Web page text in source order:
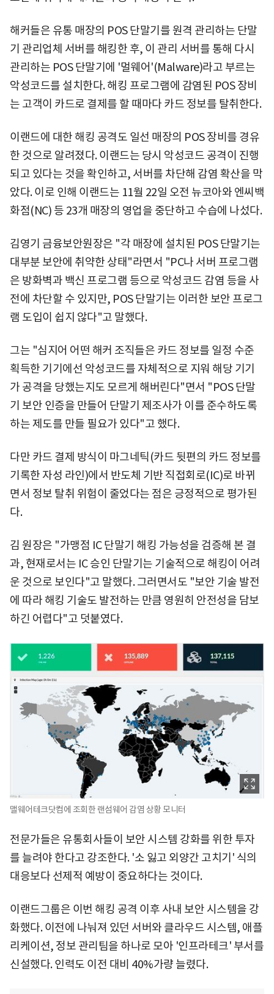
해커들은 유통 매장의 POS 단말기를 원격 관리하는 단말
기 관리업체 서버를 해킹한 후, 이 관리 서버를 통해 다시
관리하는 POS 단말기에 '멀웨어'(Malware)라고 부르는
악성코드를 설치한다. 해킹 프로그램에 감염된 POS 장비
는 고객이 카드로 결제를 할 때마다 카드 정보를 탈취한다.
이랜드에 대한 해킹 공격도 일선 매장의 POS 장비를 경유
한 것으로 알려졌다. 이랜드는 당시 악성코드 공격이 진행
되고 있다는 것을 확인하고, 서버를 차단해 감염 확산을 막
았다. 이로 인해 이랜드는 11월 22일 오전 뉴코아와 엔씨백
화점(NC) 등 23개 매장의 영업을 중단하고 수습에 나섰다.
김영기 금융보안원장은 "각 매장에 설치된 POS 단말기는
대부분 보안에 취약한 상태"라면서 "PC나 서버 프로그램
은 방화벽과 백신 프로그램 등으로 악성코드 감염 등을 사
전에 차단할 수 있지만, POS 단말기는 이러한 보안 프로그
램 도입이 쉽지 않다"고 말했다.
그는 "심지어 어떤 해커 조직들은 카드 정보를 일정 수준
획득한 기기에선 악성코드를 자체적으로 지워 해당 기기
가 공격을 당했는지도 모르게 해버린다"면서 "POS 단말
기 보안 인증을 만들어 단말기 제조사가 이를 준수하도록
하는 제도를 만들 필요가 있다"고 했다.
다만 카드 결제 방식이 마그네틱(카드 뒷편의 카드 정보를
기록한 자성 라인)에서 반도체 기반 직접회로(IC)로 바뀌
면서 정보 탈취 위험이 줄었다는 점은 긍정적으로 평가된
다.
김 원장은 "가맹점 IC 단말기 해킹 가능성을 검증해 본 결
과, 현재로서는 IC 승인 단말기는 기술적으로 해킹이 어려
운 것으로 보인다"고 말했다. 그러면서도 "보안 기술 발전
에 따라 해킹 기술도 발전하는 만큼 영원히 안전성을 담보
하긴 어렵다"고 덧붙였다.
맬웨어테크닷컴에 조회한 랜섬웨어 감염 상황 모니터
전문가들은 유통회사들이 보안 시스템 강화를 위한 투자
를 늘려야 한다고 강조한다. '소 잃고 외양간 고치기' 식의
대응보다 선제적 예방이 중요하다는 것이다.
이랜드그룹은 이번 해킹 공격 이후 사내 보안 시스템을 강
화했다. 이전에 나눠져 있던 서버와 클라우드 시스템, 애플
리케이션, 정보 관리팀을 하나로 모아 '인프라테크' 부서를
신설했다. 인력도 이전 대비 40%가량 늘렸다.